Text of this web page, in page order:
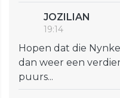
JOZILIAN
19:14
Hopen dat die
dan weer een
puurs...